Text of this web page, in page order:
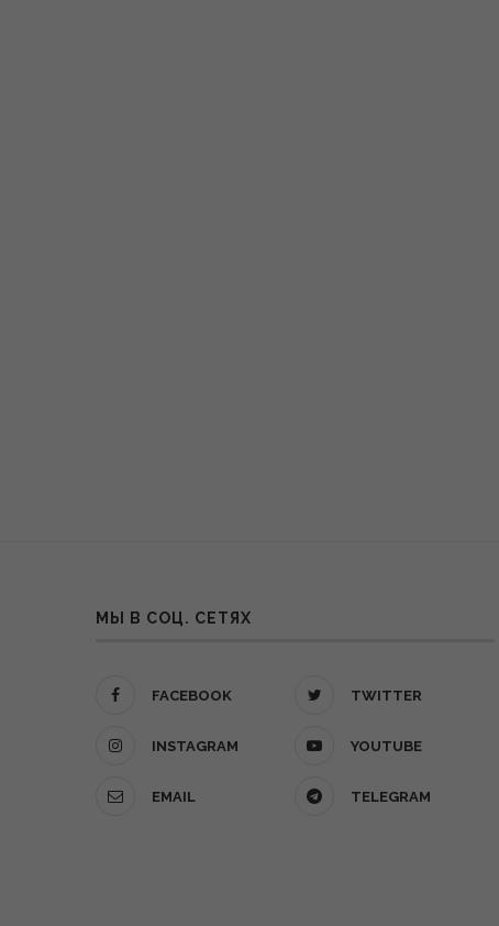
МЫ В СОЦ. СЕТЯХ
FACEBOOK TWITTER
INSTAGRAM YOUTUBE
EMAIL TELEGRAM